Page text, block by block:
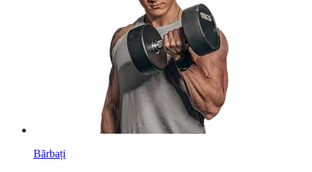
Bărbați